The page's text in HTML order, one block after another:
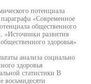
потенциала
«Современное
общественного
«Источники развития
здоровья»
анализа социально
здоровья
статистики В
восьмидесяти